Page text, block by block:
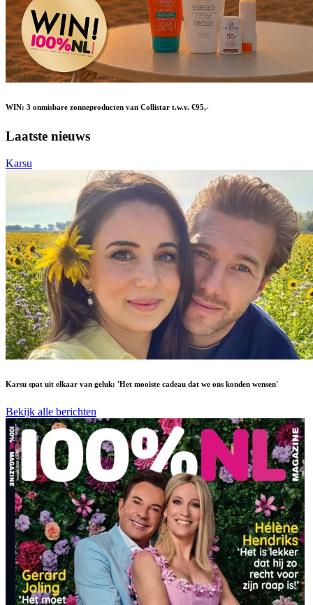
WIN: 3 onmisbare zonneproducten van Collistar t.w.v. €95,-
Laatste nieuws
Karsu
Karsu spat uit elkaar van geluk: 'Het mooiste cadeau dat we ons konden wensen'
Bekijk alle berichten